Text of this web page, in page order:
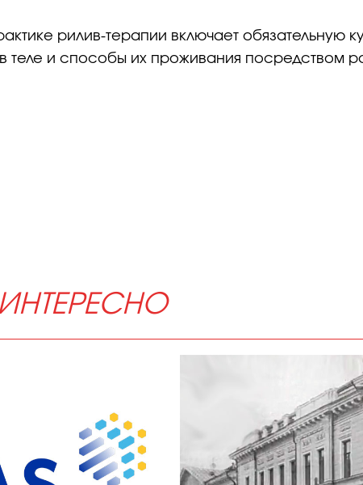
рилив-терапии включает обязательную
теле и способы их проживания посредством